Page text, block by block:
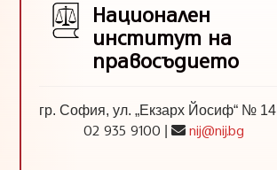
Национален
институт на
правосъдието
гр. София, ул. „Екзарх Йосиф“ № 14
02 935 9100 nij@nij.bg